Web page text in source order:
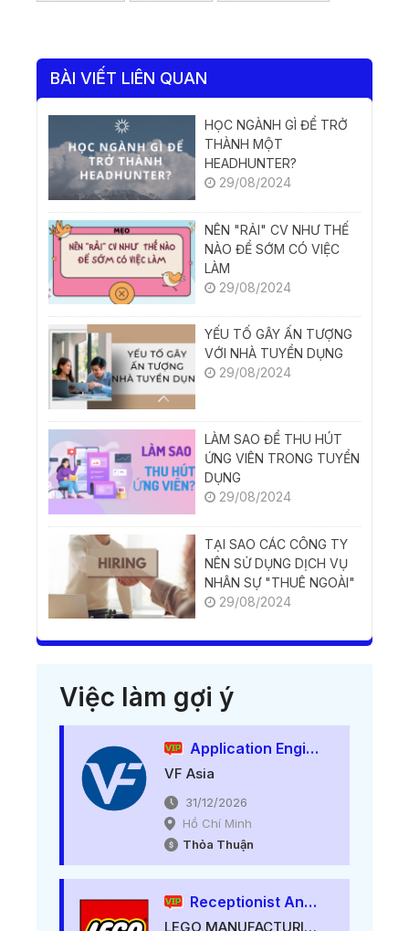
BÀI VIẾT LIÊN QUAN
HỌC NGÀNH GÌ ĐỂ TRỞ
THÀNH MỘT
HEADHUNTER?
29/08/2024
NÊN "RẢI" CV NHƯ THẾ
NÀO ĐỂ SỚM CÓ VIỆC
LÀM
29/08/2024
YẾU TỐ GÂY ẤN TƯỢNG
VỚI NHÀ TUYỂN DỤNG
29/08/2024
LÀM SAO ĐỂ THU HÚT
ỨNG VIÊN TRONG TUYỂN
DỤNG
29/08/2024
TẠI SAO CÁC CÔNG TY
NÊN SỬ DỤNG DỊCH VỤ
NHÂN SỰ "THUÊ NGOÀI"
29/08/2024
Việc làm gợi ý
Application EngineerUrgent Job
VF Asia
31/12/2026
Hồ Chí Minh
Thỏa Thuận
Receptionist And Office Support
LEGO MANUFACTURING VIETNAM